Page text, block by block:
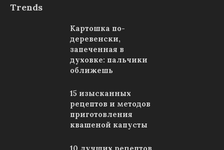
Trends
Картошка по-
деревенски,
запеченная в
духовке: пальчики
оближешь
15 изысканных
рецептов и методов
приготовления
квашеной капусты